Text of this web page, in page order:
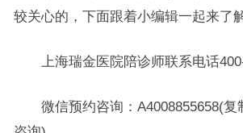
较关心的，下面跟着小编辑一起来了
上海瑞金医院陪诊师联系电话
微信预约咨询：A4008855658(复